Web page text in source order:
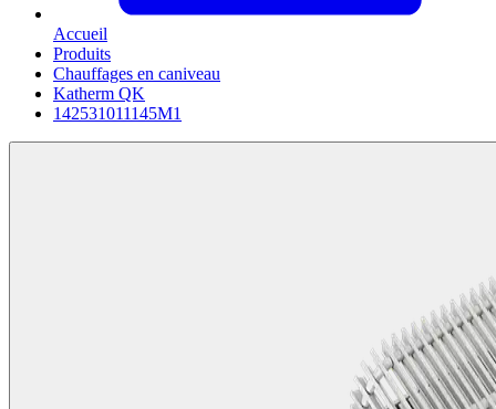
Accueil
Produits
Chauffages en caniveau
Katherm QK
142531011145M1